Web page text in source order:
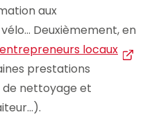
aux
Deuxièmement, en
locaux
prestations
de nettoyage et